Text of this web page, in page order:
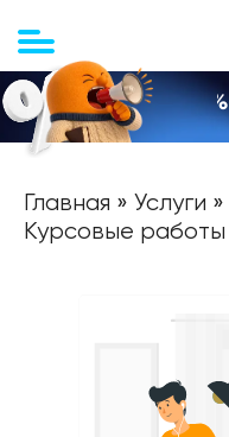
-10%
Главная » Услуги »
Курсовые